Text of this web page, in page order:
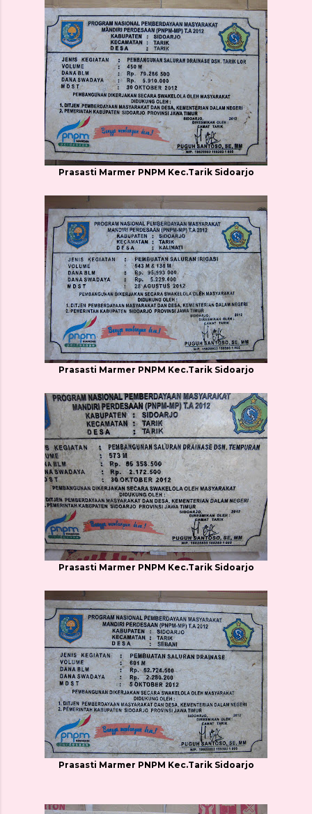
Prasasti Marmer PNPM Kec.Tarik Sidoarjo
Prasasti Marmer PNPM Kec.Tarik Sidoarjo
Prasasti Marmer PNPM Kec.Tarik Sidoarjo
Prasasti Marmer PNPM Kec.Tarik Sidoarjo